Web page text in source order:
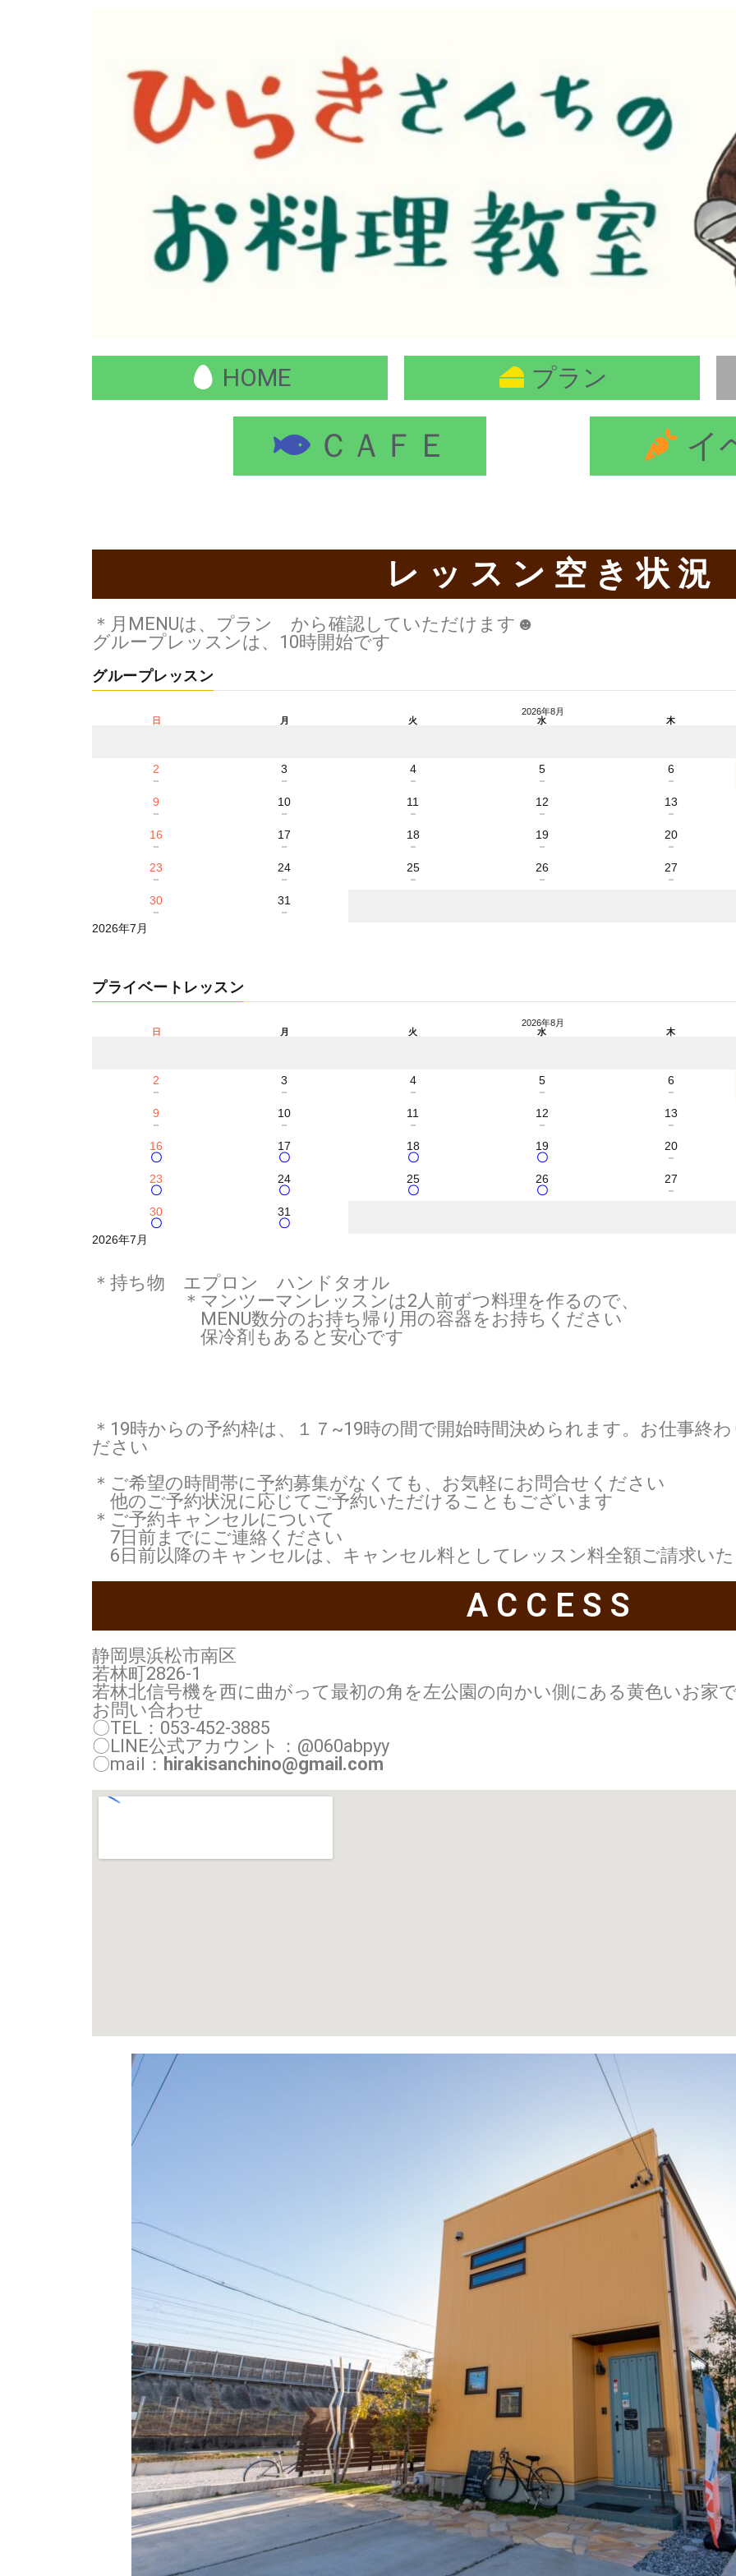
HOME プラン
ＣＡＦＥ イ
レッスン空き状況
＊月MENUは、プラン から確認していただけます☻
グループレッスンは、10時開始です
グループレッスン
2026年8月
日
月 火 水 木
2
－
3
－
4
－
5
－
6
－
9
－
10
－
11
－
12
－
13
－
16
－
17
－
18
－
19
－
20
－
23
－
24
－
25
－
26
－
27
－
30
－
31
－
2026年7月
プライベートレッスン
2026年8月
日
月 火 水 木
2
－
3
－
4
－
5
－
6
－
9
－
10
－
11
－
12
－
13
－
16
〇
17
〇
18
〇
19
〇
20
－
23
〇
24
〇
25
〇
26
〇
27
－
30
〇
31
〇
2026年7月
＊持ち物 エプロン ハンドタオル
＊マンツーマンレッスンは2人前ずつ料理を作るので、
MENU数分のお持ち帰り用の容器をお持ちください
保冷剤もあると安心です
＊19時からの予約枠は、１７~19時の間で開始時間決められます。お仕事終
ださい
＊ご希望の時間帯に予約募集がなくても、お気軽にお問合せください
他のご予約状況に応じてご予約いただけることもございます
＊ご予約キャンセルについて
7日前までにご連絡ください
6日前以降のキャンセルは、キャンセル料としてレッスン料全額ご請求い
ACCESS
静岡県浜松市南区
若林町2826-1
若林北信号機を西に曲がって最初の角を左公園の向かい側にある黄色いお家
お問い合わせ
〇TEL：053-452-3885
〇LINE公式アカウント：@060abpyy
〇mail： hirakisanchino@gmail.com